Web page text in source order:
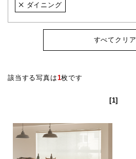
ダイニング
すべてクリア
該当する写真は1枚です
[1]